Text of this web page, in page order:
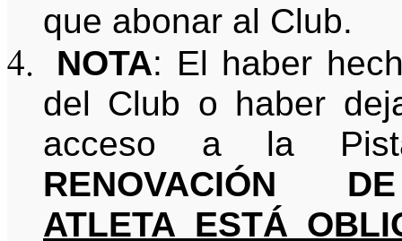
que abonar al Club.
NOTA: El haber
del Club o haber
acceso a la
ATLETA ESTÁ